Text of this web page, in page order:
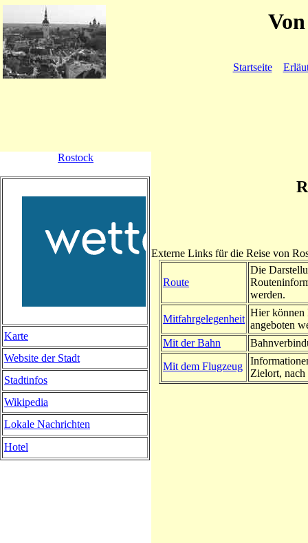
Startseite
Externe Links für die Reise von
Route
Die
werden.
Mitfahrgelegenheit
Hier können
angeboten
Mit der Bahn
Mit dem Flugzeug
Zielort, nach
Rostock
Karte
Website der Stadt
Stadtinfos
Wikipedia
Lokale Nachrichten
Hotel